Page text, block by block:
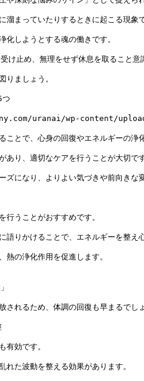
まっていたりするときに起こる現象で
しようとする魂の働きです。
け止め、無理をせず休息を取ること
りましょう。
つ
uranai/wp-content/
とで、心身の回復やエネルギーの浄
あり、適切なケアを行うことが大切
になり、よりよい気づきや前向きな
行うことがおすすめです。
りかけることで、エネルギーを整え
熱の浄化作用を促進します。
されるため、体調の回復も早まるで
有効です。
た波動を整える効果があります。